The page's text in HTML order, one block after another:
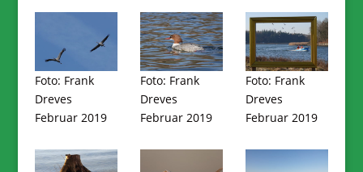
Foto: Frank
Dreves
Februar 2019
Foto: Frank
Dreves
Februar 2019
Foto: Frank
Dreves
Februar 2019